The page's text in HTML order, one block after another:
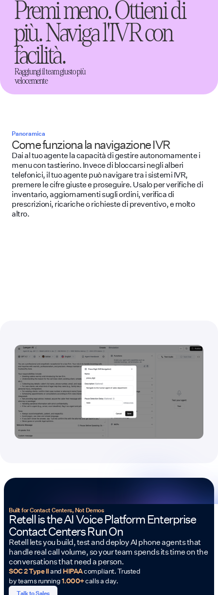
Premi meno. Ottieni di
più. Naviga l'IVR con
facilità.
Raggiungi il team giusto più
velocemente
Panoramica
Come funziona la navigazione IVR
Dai al tuo agente la capacità di gestire autonomamente i
menu con tastierino. Invece di bloccarsi negli alberi
telefonici, il tuo agente può navigare tra i sistemi IVR,
premere le cifre giuste e proseguire. Usalo per verifiche di
inventario, aggiornamenti sugli ordini, verifica di
prescrizioni, ricariche o richieste di preventivo, e molto
altro.
Built for Contact Centers, Not Demos
Retell is the AI Voice Platform Enterprise
Contact Centers Run On
Retell lets you build, test and deploy AI phone agents that
handle real call volume, so your team spends its time on the
conversations that need a person.
SOC 2 Type IIand HIPAAcompliant. Trusted
by teams running1.000+calls a day.
Talk to Sales